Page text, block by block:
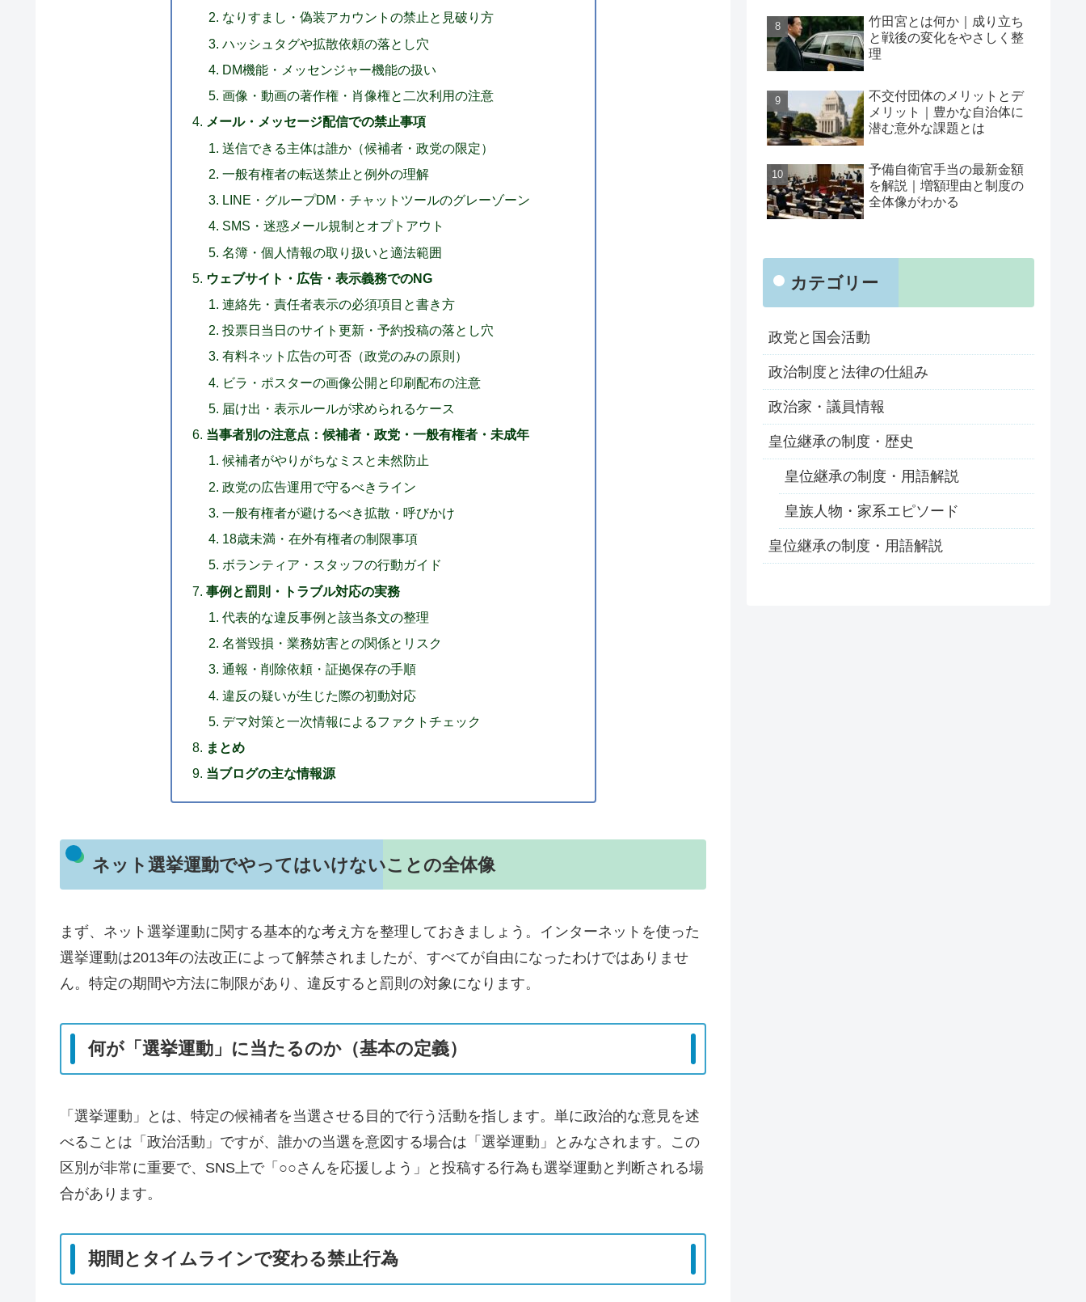
なりすまし・偽装アカウントの禁止と見破り方
ハッシュタグや拡散依頼の落とし穴
DM機能・メッセンジャー機能の扱い
画像・動画の著作権・肖像権と二次利用の注意
メール・メッセージ配信での禁止事項
送信できる主体は誰か（候補者・政党の限定）
一般有権者の転送禁止と例外の理解
LINE・グループDM・チャットツールのグレーゾーン
SMS・迷惑メール規制とオプトアウト
名簿・個人情報の取り扱いと適法範囲
ウェブサイト・広告・表示義務でのNG
連絡先・責任者表示の必須項目と書き方
投票日当日のサイト更新・予約投稿の落とし穴
有料ネット広告の可否（政党のみの原則）
ビラ・ポスターの画像公開と印刷配布の注意
届け出・表示ルールが求められるケース
当事者別の注意点：候補者・政党・一般有権者・未成年
候補者がやりがちなミスと未然防止
政党の広告運用で守るべきライン
一般有権者が避けるべき拡散・呼びかけ
18歳未満・在外有権者の制限事項
ボランティア・スタッフの行動ガイド
事例と罰則・トラブル対応の実務
代表的な違反事例と該当条文の整理
名誉毀損・業務妨害との関係とリスク
通報・削除依頼・証拠保存の手順
違反の疑いが生じた際の初動対応
デマ対策と一次情報によるファクトチェック
まとめ
当ブログの主な情報源
ネット選挙運動でやってはいけないことの全体像
まず、ネット選挙運動に関する基本的な考え方を整理しておきましょう。インターネットを使った
選挙運動は2013年の法改正によって解禁されましたが、すべてが自由になったわけではありませ
ん。特定の期間や方法に制限があり、違反すると罰則の対象になります。
何が「選挙運動」に当たるのか（基本の定義）
「選挙運動」とは、特定の候補者を当選させる目的で行う活動を指します。単に政治的な意見を述
べることは「政治活動」ですが、誰かの当選を意図する場合は「選挙運動」とみなされます。この
区別が非常に重要で、SNS上で「○○さんを応援しよう」と投稿する行為も選挙運動と判断される場
合があります。
期間とタイムラインで変わる禁止行為
竹田宮とは何か｜成り立ち
と戦後の変化をやさしく整
理
不交付団体のメリットとデ
メリット｜豊かな自治体に
潜む意外な課題とは
予備自衛官手当の最新金額
を解説｜増額理由と制度の
全体像がわかる
カテゴリー
政党と国会活動
政治制度と法律の仕組み
政治家・議員情報
皇位継承の制度・歴史
皇位継承の制度・用語解説
皇族人物・家系エピソード
皇位継承の制度・用語解説